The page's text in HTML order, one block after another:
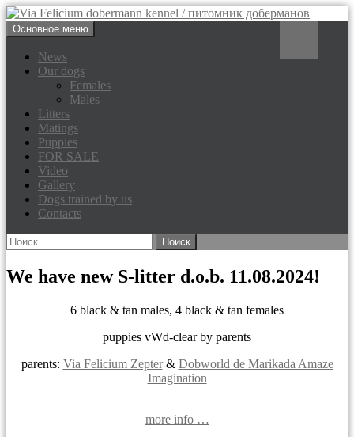
Via Felicium dobermann
kennel / питомник доберманов
Основное меню
к
News
Our dogs
Females
Males
Litters
Matings
Puppies
FOR SALE
Video
Gallery
Dogs trained by us
Contacts
Найти:
We have new S-litter d.o.b. 11.08.2024!
6 black & tan males, 4 black & tan females
puppies vWd-clear by parents
parents: Via Felicium Zepter& Dobworld de Marikada Amaze
Imagination
more info …